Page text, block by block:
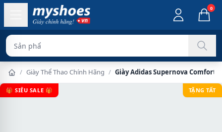
0
Sản phẩm chính hã
/ Giày Thể Thao Chính Hãng / Giày Adidas Supernova
🎁 SIÊU SALE 🎁 TẶNG TẤT